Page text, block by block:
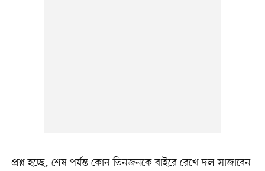
প্রশ্ন হচ্ছে, শেষ পর্যন্ত কোন তিনজনকে বাইরে রেখে দল সাজাবেন